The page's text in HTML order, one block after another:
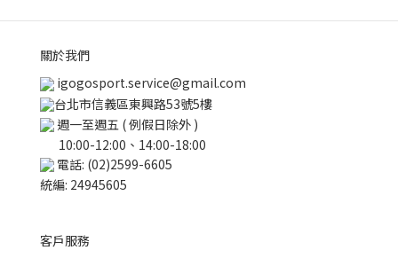
關於我們
igogosport.service@gmail.com
台北市信義區東興路53號5樓
週一至週五 ( 例假日除外 )
10:00-12:00、14:00-18:00
電話: (02)2599-6605
統編: 24945605
客戶服務